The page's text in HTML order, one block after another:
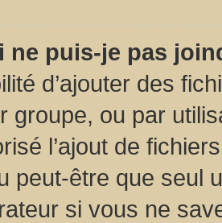
ne puis-je pas
d’ajouter des
groupe, ou par
l’ajout de
peut-être que seul
si vous ne